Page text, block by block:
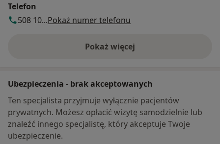
Telefon
508 10...Pokaż numer telefonu
Pokaż więcej
o adresie
Ubezpieczenia - brak akceptowanych
Ten specjalista przyjmuje wyłącznie pacjentów
prywatnych. Możesz opłacić wizytę samodzielnie lub
znaleźć innego specjalistę, który akceptuje Twoje
ubezpieczenie.